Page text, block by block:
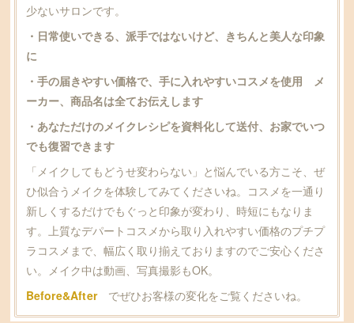
少ないサロンです。
・日常使いできる、派手ではないけど、きちんと美人な印象
に
・手の届きやすい価格で、手に入れやすいコスメを使用 メ
ーカー、商品名は全てお伝えします
・あなただけのメイクレシピを資料化して送付、お家でいつ
でも復習できます
「メイクしてもどうせ変わらない」と悩んでいる方こそ、ぜ
ひ似合うメイクを体験してみてくださいね。コスメを一通り
新しくするだけでもぐっと印象が変わり、時短にもなりま
す。上質なデパートコスメから取り入れやすい価格のプチプ
ラコスメまで、幅広く取り揃えておりますのでご安心くださ
い。メイク中は動画、写真撮影もOK。
Before&Afterでぜひお客様の変化をご覧くださいね。